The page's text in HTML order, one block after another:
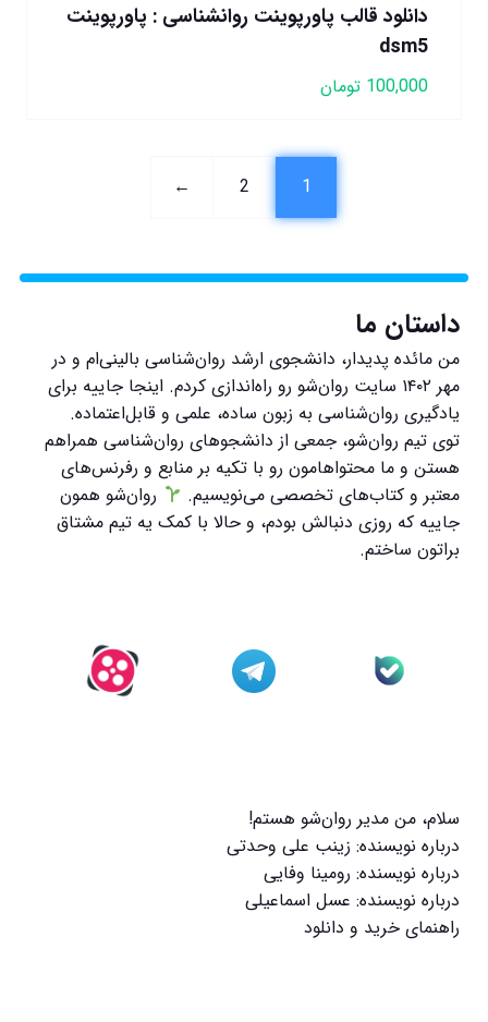
دانلود قالب پاورپوینت روانشناسی : پاورپوینت
dsm5
100,000 تومان
1
2
←
داستان ما
من مائده پدیدار، دانشجوی ارشد روان‌شناسی بالینی‌ام و در
مهر ۱۴۰۲ سایت روان‌شو رو راه‌اندازی کردم. اینجا جاییه برای
یادگیری روان‌شناسی به زبون ساده، علمی و قابل‌اعتماده.
توی تیم روان‌شو، جمعی از دانشجوهای روان‌شناسی همراهم
هستن و ما محتواهامون رو با تکیه بر منابع و رفرنس‌های
معتبر و کتاب‌های تخصصی می‌نویسیم.
روان‌شو همون
جاییه که روزی دنبالش بودم، و حالا با کمک یه تیم مشتاق
براتون ساختم.
سلام، من مدیر روان‌شو هستم!
درباره نویسنده: زینب علی وحدتی
درباره نویسنده: رومینا وفایی
درباره نویسنده: عسل اسماعیلی
راهنمای خرید و دانلود